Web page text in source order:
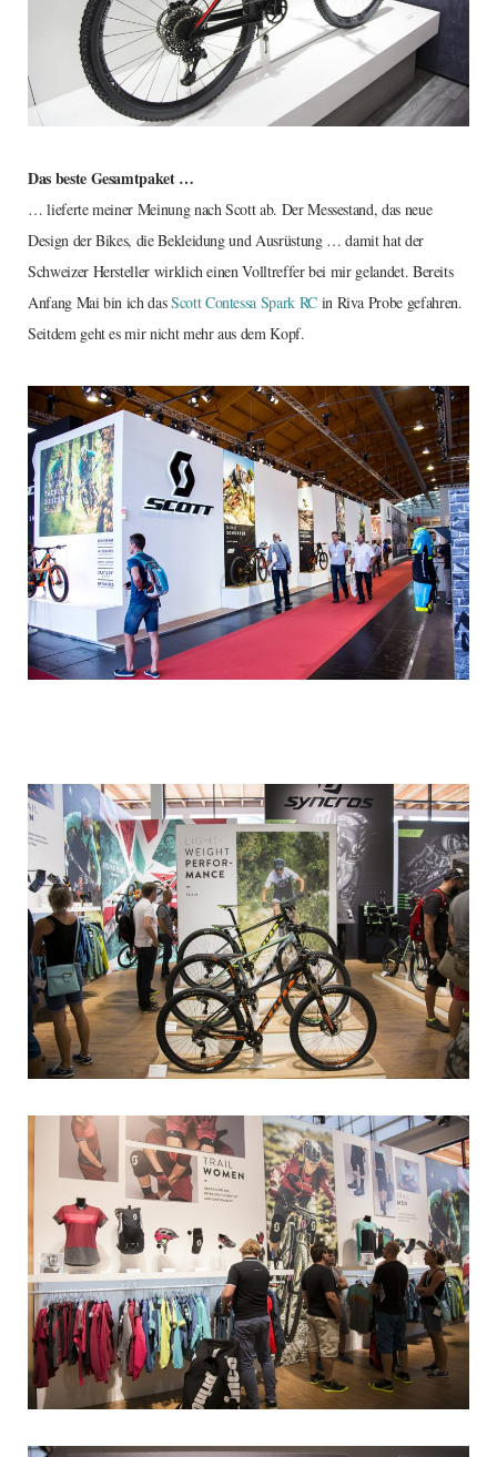
Das beste Gesamtpaket …
… lieferte meiner Meinung nach Scott ab. Der Messestand, das neue
Design der Bikes, die Bekleidung und Ausrüstung … damit hat der
Schweizer Hersteller wirklich einen Volltreffer bei mir gelandet. Bereits
Anfang Mai bin ich dasScott Contessa Spark RCin Riva Probe gefahren.
Seitdem geht es mir nicht mehr aus dem Kopf.